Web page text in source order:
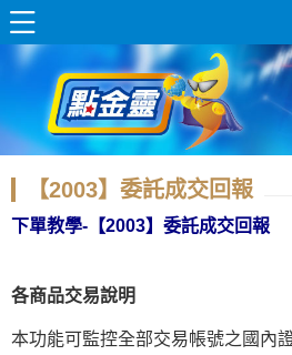
【2003】委託成交回報
下單教學-【2003】委託成交回報
各商品交易說明
本功能可監控全部交易帳號之國內